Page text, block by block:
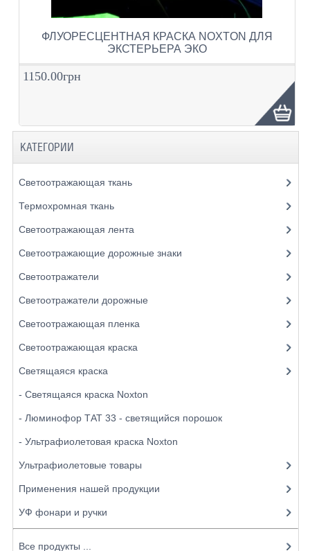
ФЛУОРЕСЦЕНТНАЯ КРАСКА NOXTON ДЛЯ
ЭКСТЕРЬЕРА ЭКО
1150.00грн
КАТЕГОРИИ
Светоотражающая ткань
Термохромная ткань
Светоотражающая лента
Светоотражающие дорожные знаки
Светоотражатели
Светоотражатели дорожные
Светоотражающая пленка
Светоотражающая краска
Светящаяся краска
- Светящаяся краска Noxton
- Люминофор ТАТ 33 - светящийся порошок
- Ультрафиолетовая краска Noxton
Ультрафиолетовые товары
Применения нашей продукции
УФ фонари и ручки
Все продукты ...